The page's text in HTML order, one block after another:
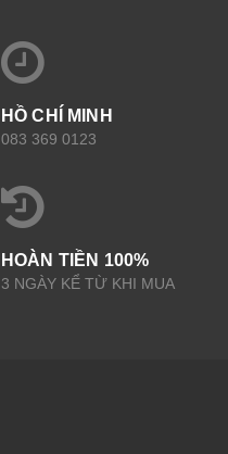
HỒ CHÍ MINH
083 369 0123
HOÀN TIỀN 100%
3 NGÀY KỂ TỪ KHI MUA